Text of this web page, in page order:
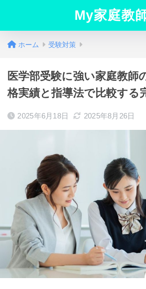
My家庭教
ホーム 受験対策
医学部受験に強い家庭教師
格実績と指導法で比較する
2025年6月18日 2025年8月26日